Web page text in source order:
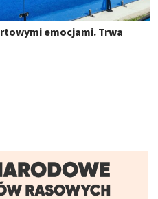
emocjami. Trwa